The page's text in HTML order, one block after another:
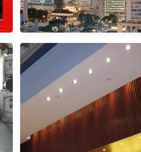
【香港中環飯店推薦】香港文華東
方酒店。維港海景＋貼心服務的奢